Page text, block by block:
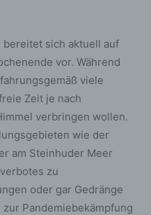
sich aktuell auf
vor. Während
viele
Zeit je nach
verbringen wollen.
wie der
am Steinhuder Meer
zu
oder gar Gedränge
Pandemiebekämpfung